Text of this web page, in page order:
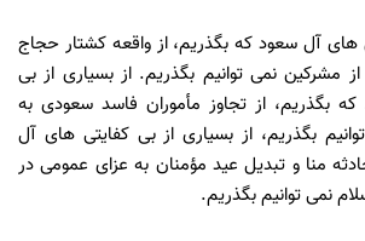
هاى آل سعود كه بگذريم، از واقعه كشتار حجاج
از مشركين نمى توانيم بگذريم. از بسيارى از بى
بگذريم، از تجاوز مأموران فاسد سعودى به
بگذريم، از بسيارى از بى كفايتى هاى آل
منا و تبديل عيد مؤمنان به عزاى عمومى در
نمى توانيم بگذريم.